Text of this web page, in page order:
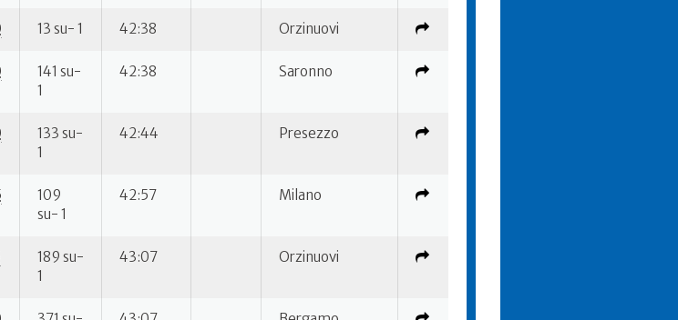
13 su- 1 42:38 Orzinuovi
141 su-
1
42:38 Saronno
133 su-
1
42:44 Presezzo
109
su- 1
42:57 Milano
189 su-
1
43:07 Orzinuovi